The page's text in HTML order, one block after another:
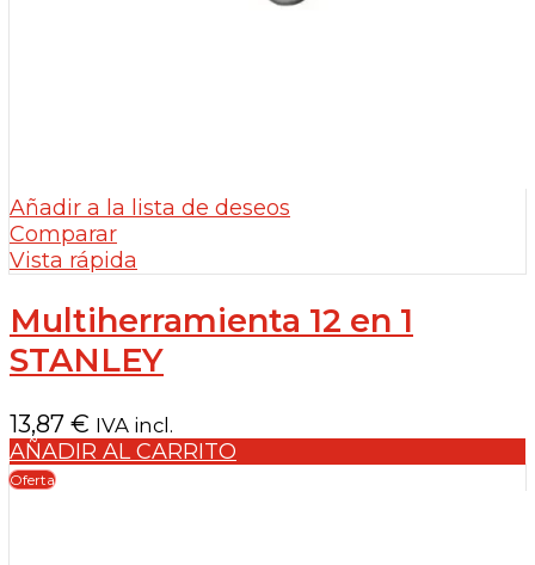
Añadir a la lista de deseos
Comparar
Vista rápida
Multiherramienta 12 en 1
STANLEY
13,87 € IVA incl.
AÑADIR AL CARRITO
Oferta